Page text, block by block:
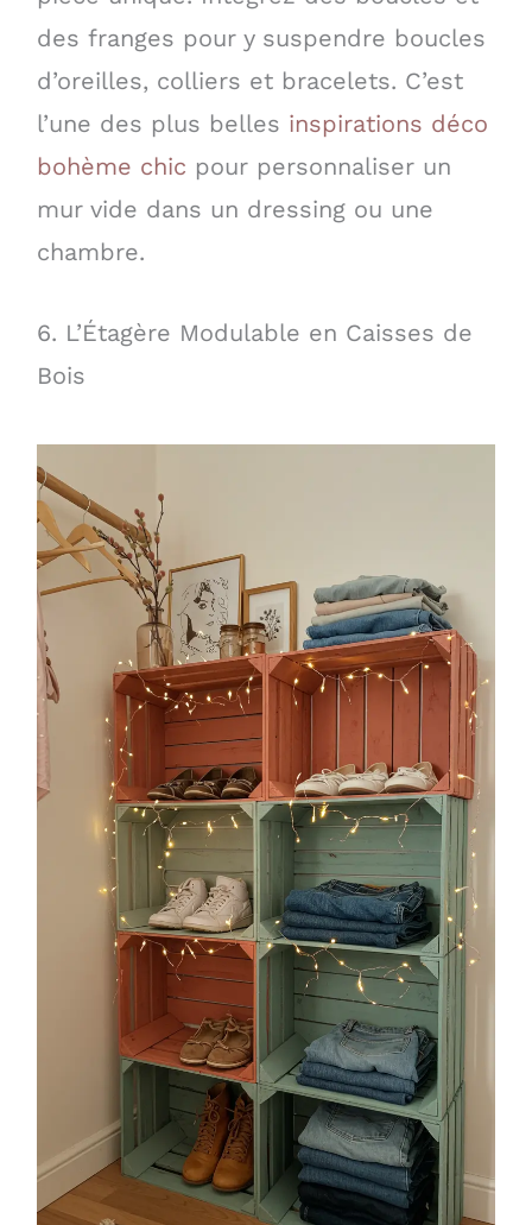
des franges pour y suspendre boucles
d’oreilles, colliers et bracelets. C’est
l’une des plus belles inspirations déco
bohème chic pour personnaliser un
mur vide dans un dressing ou une
chambre.
6. L’Étagère Modulable en Caisses de
Bois